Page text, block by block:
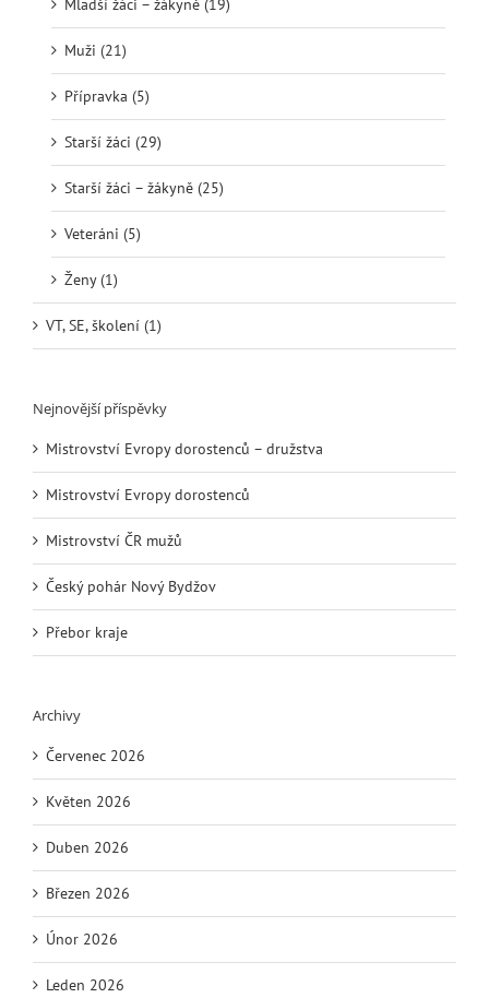
Mladší žáci – žákyně (19)
Muži (21)
Přípravka (5)
Starší žáci (29)
Starší žáci – žákyně (25)
Veteráni (5)
Ženy (1)
VT, SE, školení (1)
Nejnovější příspěvky
Mistrovství Evropy dorostenců – družstva
Mistrovství Evropy dorostenců
Mistrovství ČR mužů
Český pohár Nový Bydžov
Přebor kraje
Archivy
Červenec 2026
Květen 2026
Duben 2026
Březen 2026
Únor 2026
Leden 2026